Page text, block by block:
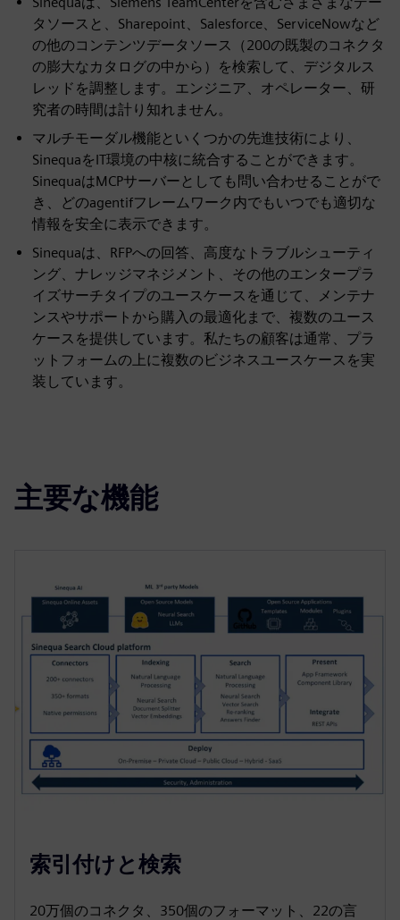
タソースと、Sharepoint、Salesforce、ServiceNowなど
の他のコンテンツデータソース（200の既製のコネクタ
の膨大なカタログの中から）を検索して、デジタルス
レッドを調整します。エンジニア、オペレーター、研
究者の時間は計り知れません。
マルチモーダル機能といくつかの先進技術により、
SinequaをIT環境の中核に統合することができます。
SinequaはMCPサーバーとしても問い合わせることがで
き、どのagentifフレームワーク内でもいつでも適切な
情報を安全に表示できます。
Sinequaは、RFPへの回答、高度なトラブルシューティ
ング、ナレッジマネジメント、その他のエンタープラ
イズサーチタイプのユースケースを通じて、メンテナ
ンスやサポートから購入の最適化まで、複数のユース
ケースを提供しています。私たちの顧客は通常、プラ
ットフォームの上に複数のビジネスユースケースを実
装しています。
主要な機能
索引付けと検索
20万個のコネクタ、350個のフォーマット、22の言